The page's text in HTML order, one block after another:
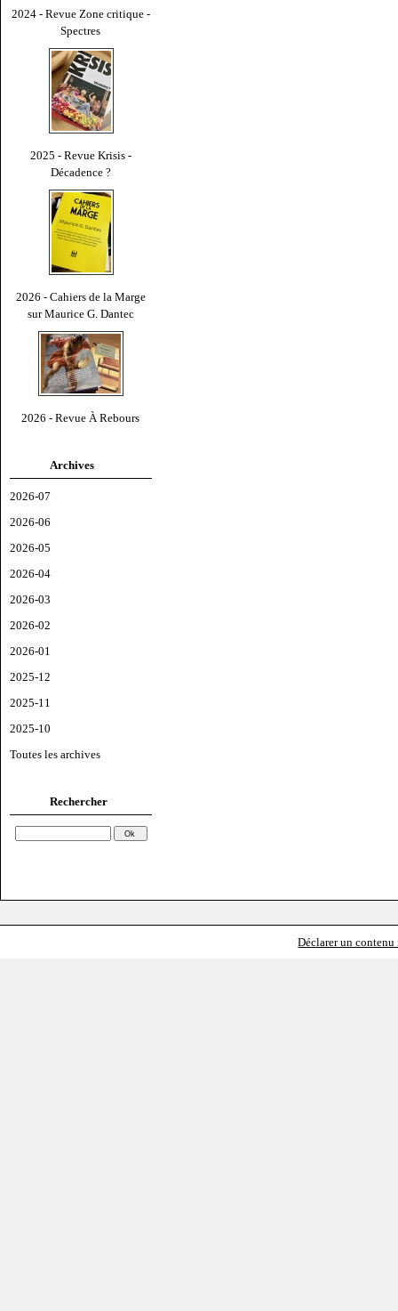
2024 - Revue Zone critique -
Spectres
2025 - Revue Krisis -
Décadence ?
2026 - Cahiers de la Marge
sur Maurice G. Dantec
2026 - Revue À Rebours
Archives
2026-07
2026-06
2026-05
2026-04
2026-03
2026-02
2026-01
2025-12
2025-11
2025-10
Toutes les archives
Rechercher
Déclarer un